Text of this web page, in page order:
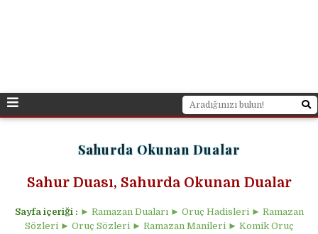
Sahurda Okunan Dualar
Sahur Duası, Sahurda Okunan Dualar
Sayfa içeriği : ► Ramazan Duaları ► Oruç Hadisleri ► Ramazan
Sözleri ► Oruç Sözleri ► Ramazan Manileri ► Komik Oruç